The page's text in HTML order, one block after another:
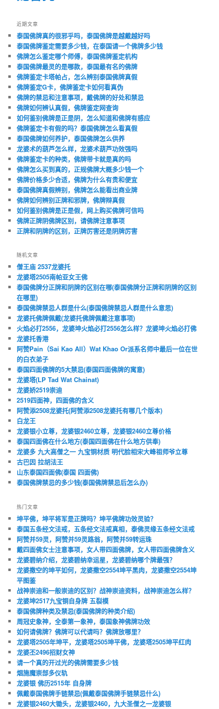
近期文章
泰国佛牌真的很邪乎吗，泰国佛牌是越戴越好吗
泰国佛牌鉴定需要多少钱，在泰国请一个佛牌多少钱
佛牌怎么鉴定哪个师傅，泰国佛牌鉴定机构
泰国佛牌最灵的是哪款，泰国最有名的佛牌
佛牌鉴定卡塔帕占，怎么辨别泰国佛牌真假
佛牌鉴定G卡，佛牌鉴定卡如何看真伪
佛牌的禁忌和注意事项，戴佛牌的好处和禁忌
佛牌如何辨认真假，佛牌鉴定网查询
如何鉴别佛牌是正是阴，怎么知道和佛牌有感应
佛牌鉴定卡有假的吗？泰国佛牌怎么看真假
泰国佛牌如何养护，泰国佛牌怎么供养
龙婆术的葫芦怎么样，龙婆术葫芦功效强吗
佛牌鉴定卡的种类，佛牌带卡就是真的吗
佛牌怎么买到真的，正规佛牌大概多少钱一个
佛牌价格多少合适，佛牌为什么有贵和便宜
泰国佛牌真假辨别，佛牌怎么能看出商业牌
佛牌如何辨别正牌和邪牌，佛牌辩真假
如何鉴别佛牌是正是假，网上购买佛牌可信吗
佛牌正牌阴佛牌区别，请佛牌注意事项
正牌和阴牌的区别，正牌厉害还是阴牌厉害
随机文章
僧王庙 2537龙婆托
龙婆塔2505南帕亚女王佛
泰国佛牌分正牌和阴牌的区别在哪(泰国佛牌分正牌和阴牌的区别
在哪里)
泰国佛牌禁忌人群是什么(泰国佛牌禁忌人群是什么意思)
龙婆托佛牌佩戴(龙婆托佛牌佩戴注意事项)
火焰必打2556，龙婆坤火焰必打2556怎么样？龙婆坤火焰必打佛
龙婆托香港
阿赞Pain（Sai Kao All）Wat Khao Or派系名师中最后一位在世
的白衣弟子
泰国四面佛牌的5大禁忌(泰国四面佛牌的寓意)
龙婆塔(LP Tad Wat Chainat)
龙婆娇2519崇迪
2519四面神，四面佛的含义
阿赞添2508龙婆托(阿赞添2508龙婆托有哪几个版本)
白龙王
龙婆银小立尊，龙婆银2460立尊，龙婆银2460立尊价格
泰国四面佛在什么地方(泰国四面佛在什么地方供奉)
龙婆多 九大高僧之一 九宝铜材质 明代脸相宋大峰祖师爷立尊
古巴因 拉胡法王
山东泰国四面佛(泰国 四面佛)
泰国佛牌禁忌的多少钱(泰国佛牌禁忌后怎么办)
热门文章
坤平佛，坤平将军是正牌吗？坤平佛牌功效灵验？
泰国五条经文法戒，五条经文法戒真相，泰佛灵缘五条经文法戒
阿赞并59灵，阿赞并59灵路翁，阿赞并59转运珠
戴四面佛女士注意事项，女人带四面佛牌，女人带四面佛牌含义
龙婆碧纳介绍，龙婆碧纳幸运星，龙婆碧纳哪个牌最强？
龙婆撒空的坤平如何，龙婆撒空2554坤平黑肉，龙婆撒空2554坤
平图鉴
战神崇迪和一般崇迪的区别？战神崇迪资料，战神崇迪怎么样？
龙婆坤2517九宝铜自身牌 五裂模
泰国佛牌种类及禁忌(泰国佛牌的种类介绍)
周冠史象神，全泰第一象神，泰国象神佛牌功效
如何请佛牌？佛牌可以代请吗？佛牌放哪里？
龙婆塔2505年坤平，龙婆塔2505坤平佛，龙婆塔2505坤平红肉
龙婆丕2496招财女神
请一个真的开过光的佛牌需要多少钱
烟施魔崇部多仪轨
龙婆银 佛历2515年 自身牌
佩戴泰国佛牌手链禁忌(佩戴泰国佛牌手链禁忌什么)
龙婆银2460大锄头，龙婆银2460，九大圣僧之一龙婆银